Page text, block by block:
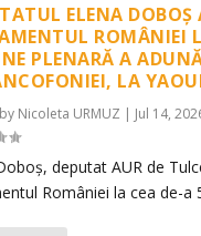
ELENA DOBOȘ
ROMÂNIEI
PLENARĂ A
LA
Nicoleta URMUZ | Jul 14,
deputat AUR de
României la cea de-a